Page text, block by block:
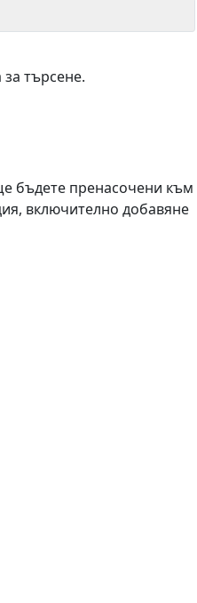
търсене.
бъдете пренасочени към
включително добавяне